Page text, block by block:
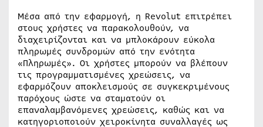
Μέσα από την εφαρμογή, η Revolut επιτρέπει
στους χρήστες να παρακολουθούν, να
διαχειρίζονται και να μπλοκάρουν εύκολα
πληρωμές συνδρομών από την ενότητα
«Πληρωμές». Οι χρήστες μπορούν να βλέπουν
τις προγραμματισμένες χρεώσεις, να
εφαρμόζουν αποκλεισμούς σε συγκεκριμένους
παρόχους ώστε να σταματούν οι
επαναλαμβανόμενες χρεώσεις, καθώς και να
κατηγοριοποιούν χειροκίνητα συναλλαγές ως